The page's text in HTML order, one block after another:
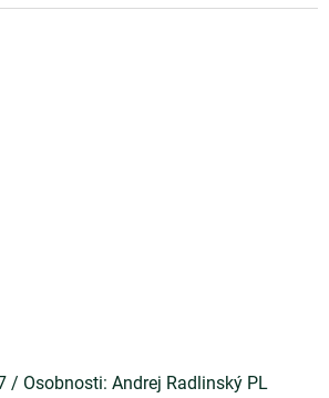
/ Osobnosti: Andrej Radlinský PL